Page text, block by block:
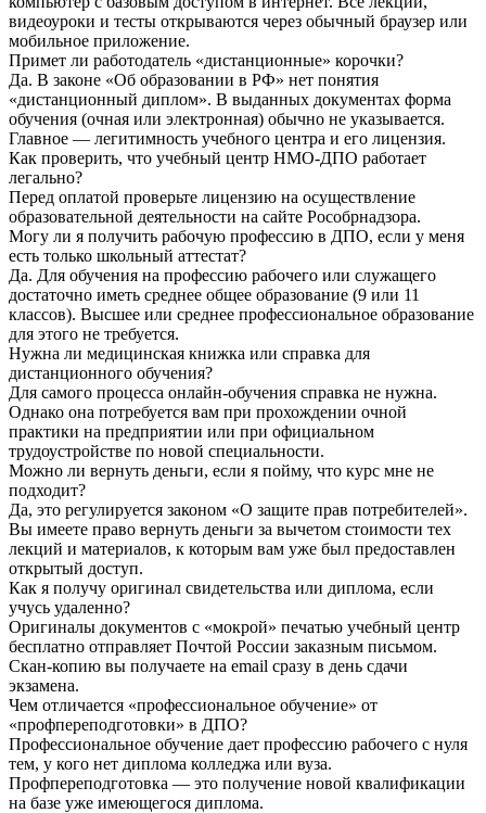
видеоуроки и тесты открываются через обычный браузер или
мобильное приложение.
Примет ли работодатель «дистанционные» корочки?
Да. В законе «Об образовании в РФ» нет понятия
«дистанционный диплом». В выданных документах форма
обучения (очная или электронная) обычно не указывается.
Главное — легитимность учебного центра и его лицензия.
Как проверить, что учебный центр НМО-ДПО работает
легально?
Перед оплатой проверьте лицензию на осуществление
образовательной деятельности на сайте Рособрнадзора.
Могу ли я получить рабочую профессию в ДПО, если у меня
есть только школьный аттестат?
Да. Для обучения на профессию рабочего или служащего
достаточно иметь среднее общее образование (9 или 11
классов). Высшее или среднее профессиональное образование
для этого не требуется.
Нужна ли медицинская книжка или справка для
дистанционного обучения?
Для самого процесса онлайн-обучения справка не нужна.
Однако она потребуется вам при прохождении очной
практики на предприятии или при официальном
трудоустройстве по новой специальности.
Можно ли вернуть деньги, если я пойму, что курс мне не
подходит?
Да, это регулируется законом «О защите прав потребителей».
Вы имеете право вернуть деньги за вычетом стоимости тех
лекций и материалов, к которым вам уже был предоставлен
открытый доступ.
Как я получу оригинал свидетельства или диплома, если
учусь удаленно?
Оригиналы документов с «мокрой» печатью учебный центр
бесплатно отправляет Почтой России заказным письмом.
Скан-копию вы получаете на email сразу в день сдачи
экзамена.
Чем отличается «профессиональное обучение» от
«профпереподготовки» в ДПО?
Профессиональное обучение дает профессию рабочего с нуля
тем, у кого нет диплома колледжа или вуза.
Профпереподготовка — это получение новой квалификации
на базе уже имеющегося диплома.